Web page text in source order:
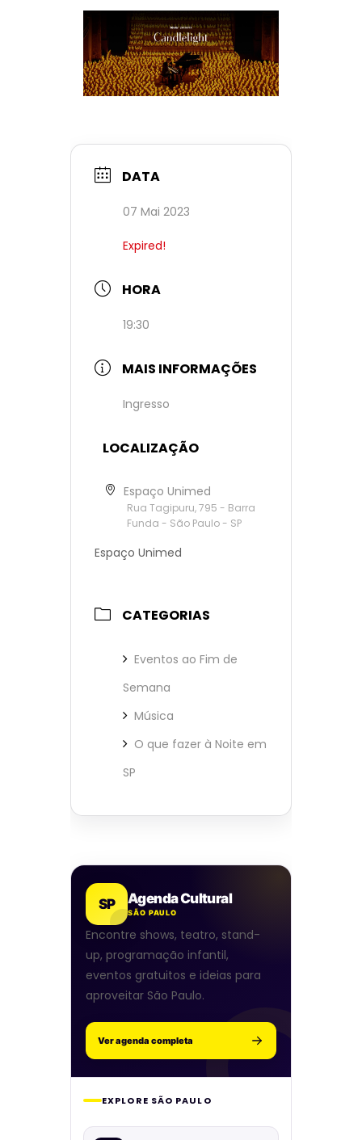
DATA
07 Mai 2023
Expired!
HORA
19:30
MAIS INFORMAÇÕES
Ingresso
LOCALIZAÇÃO
Espaço Unimed
Rua Tagipuru, 795 - Barra
Funda - São Paulo - SP
Espaço Unimed
CATEGORIAS
Eventos ao Fim de
Semana
Música
O que fazer à Noite em
SP
SP Agenda Cultural
SÃO PAULO
Encontre shows, teatro, stand-
up, programação infantil,
eventos gratuitos e ideias para
aproveitar São Paulo.
Ver agenda completa
EXPLORE SÃO PAULO